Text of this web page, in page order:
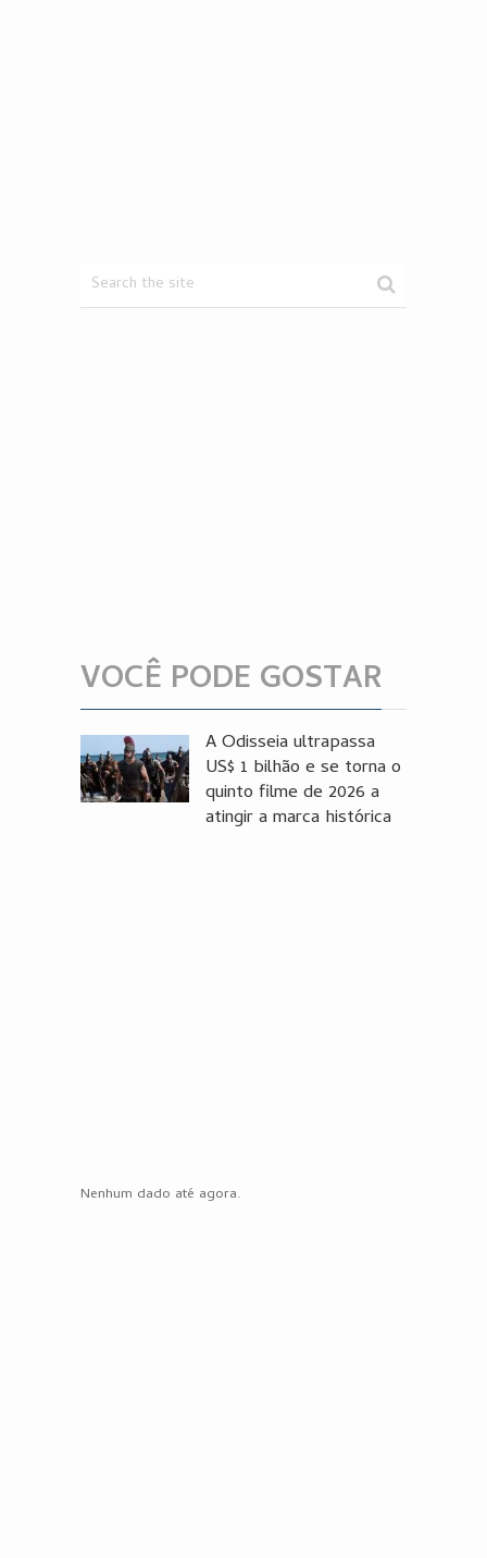
VOCÊ PODE GOSTAR
A Odisseia ultrapassa
US$ 1 bilhão e se torna o
quinto filme de 2026 a
atingir a marca histórica
Nenhum dado até agora.